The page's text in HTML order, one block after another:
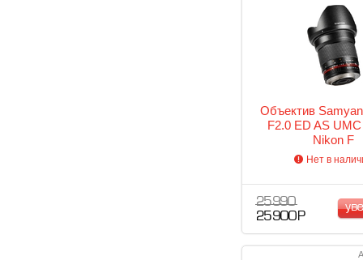
Объектив
F2.0 ED AS
Nikon F
Нет в
25 990
25 900 Р